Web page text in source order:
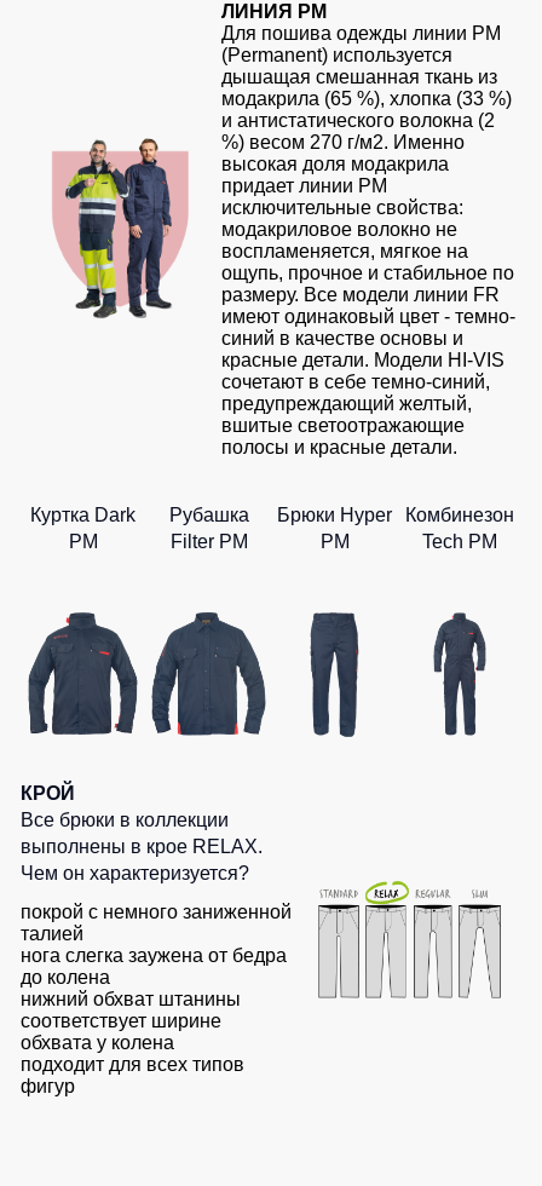
ЛИНИЯ PM
Для пошива одежды линии PM
(Permanent) используется
дышащая смешанная ткань из
модакрила (65 %), хлопка (33 %)
и антистатического волокна (2
%) весом 270 г/м2. Именно
высокая доля модакрила
придает линии PM
исключительные свойства:
модакриловое волокно не
воспламеняется, мягкое на
ощупь, прочное и стабильное по
размеру. Все модели линии FR
имеют одинаковый цвет - темно-
синий в качестве основы и
красные детали. Модели HI-VIS
сочетают в себе темно-синий,
предупреждающий желтый,
вшитые светоотражающие
полосы и красные детали.
Куртка Dark
PM
Рубашка
Filter PM
Брюки Hyper
PM
Комбинезон
Tech PM
КРОЙ
Все брюки в коллекции
выполнены в крое RELAX.
Чем он характеризуется?
покрой с немного заниженной
талией
нога слегка заужена от бедра
до колена
нижний обхват штанины
соответствует ширине
обхвата у колена
подходит для всех типов
фигур